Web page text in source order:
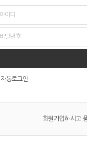
자동로그인
회원가입하시고